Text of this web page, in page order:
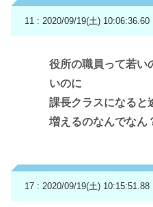
11 : 2020/09/19(土) 10:06:36.60
役所の職員って若い
いのに
課長クラスになると
増えるのなんでなん
17 : 2020/09/19(土) 10:15:51.88